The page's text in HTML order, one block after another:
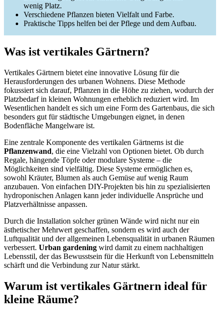
wenig Platz.
Verschiedene Pflanzen bieten Vielfalt und Farbe.
Praktische Tipps helfen bei der Pflege und dem Aufbau.
Was ist vertikales Gärtnern?
Vertikales Gärtnern bietet eine innovative Lösung für die
Herausforderungen des urbanen Wohnens. Diese Methode
fokussiert sich darauf, Pflanzen in die Höhe zu ziehen, wodurch der
Platzbedarf in kleinen Wohnungen erheblich reduziert wird. Im
Wesentlichen handelt es sich um eine Form des Gartenbaus, die sich
besonders gut für städtische Umgebungen eignet, in denen
Bodenfläche Mangelware ist.
Eine zentrale Komponente des vertikalen Gärtnerns ist die
Pflanzenwand, die eine Vielzahl von Optionen bietet. Ob durch
Regale, hängende Töpfe oder modulare Systeme – die
Möglichkeiten sind vielfältig. Diese Systeme ermöglichen es,
sowohl Kräuter, Blumen als auch Gemüse auf wenig Raum
anzubauen. Von einfachen DIY-Projekten bis hin zu spezialisierten
hydroponischen Anlagen kann jeder individuelle Ansprüche und
Platzverhältnisse anpassen.
Durch die Installation solcher grünen Wände wird nicht nur ein
ästhetischer Mehrwert geschaffen, sondern es wird auch der
Luftqualität und der allgemeinen Lebensqualität in urbanen Räumen
verbessert. Urban gardening wird damit zu einem nachhaltigen
Lebensstil, der das Bewusstsein für die Herkunft von Lebensmitteln
schärft und die Verbindung zur Natur stärkt.
Warum ist vertikales Gärtnern ideal für
kleine Räume?